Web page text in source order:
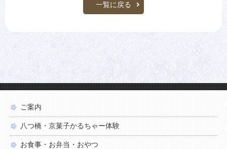
一覧に戻る
ご案内
八つ橋・京菓子かるちゃー体験
お食事・お弁当・おやつ